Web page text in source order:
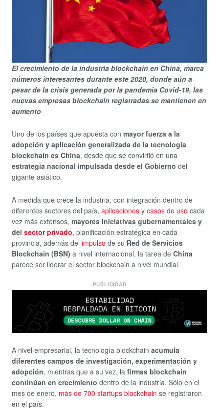
El crecimiento de la industria blockchain en China, marca
números interesantes durante este 2020, donde aún a
pesar de la crisis generada por la pandemia Covid-19, las
nuevas empresas blockchain registradas se mantienen en
aumento
Uno de los países que apuesta con mayor fuerza a la
adopción y aplicación generalizada de la tecnología
blockchain es China, desde que se convirtió en una
estrategia nacional impulsada desde el Gobierno del
gigante asiático.
A medida que crece la industria, con integración dentro de
diferentes sectores del país, aplicaciones y casos de uso cada
vez más extensos, mayores iniciativas gubernamentales y
del sector privado, planificación estratégica en cada
provincia, además del impulso de su Red de Servicios
Blockchain (BSN) a nivel internacional, la tarea de China
parece ser liderar el sector blockchain a nivel mundial.
PUBLICIDAD
A nivel empresarial, la tecnología blockchain acumula
diferentes campos de investigación, experimentación y
adopción, mientras que a su vez, la firmas blockchain
continúan en crecimiento dentro de la industria. Sólo en el
mes de enero, más de 700 startups blockchain se registraron
en el país.